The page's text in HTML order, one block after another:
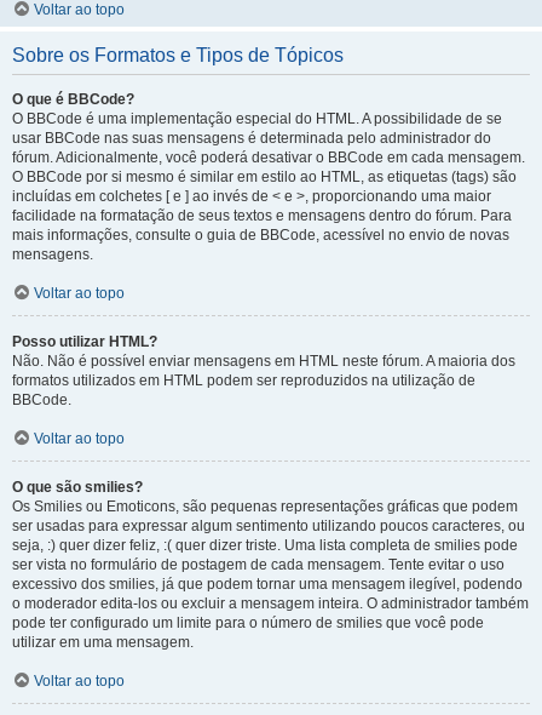
Voltar ao topo
Sobre os Formatos e Tipos de Tópicos
O que é BBCode?
O BBCode é uma implementação especial do HTML. A possibilidade de se
usar BBCode nas suas mensagens é determinada pelo administrador do
fórum. Adicionalmente, você poderá desativar o BBCode em cada mensagem.
O BBCode por si mesmo é similar em estilo ao HTML, as etiquetas (tags) são
incluídas em colchetes [ e ] ao invés de < e >, proporcionando uma maior
facilidade na formatação de seus textos e mensagens dentro do fórum. Para
mais informações, consulte o guia de BBCode, acessível no envio de novas
mensagens.
Voltar ao topo
Posso utilizar HTML?
Não. Não é possível enviar mensagens em HTML neste fórum. A maioria dos
formatos utilizados em HTML podem ser reproduzidos na utilização de
BBCode.
Voltar ao topo
O que são smilies?
Os Smilies ou Emoticons, são pequenas representações gráficas que podem
ser usadas para expressar algum sentimento utilizando poucos caracteres, ou
seja, :) quer dizer feliz, :( quer dizer triste. Uma lista completa de smilies pode
ser vista no formulário de postagem de cada mensagem. Tente evitar o uso
excessivo dos smilies, já que podem tornar uma mensagem ilegível, podendo
o moderador edita-los ou excluir a mensagem inteira. O administrador também
pode ter configurado um limite para o número de smilies que você pode
utilizar em uma mensagem.
Voltar ao topo